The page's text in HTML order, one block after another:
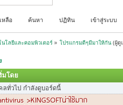
หลือ ค้นหา ปฏิทิน เข้าสู่ระบบ
นโลยีและคอมพิวเตอร์» โปรแกรมดีๆมีมาให้กัน(ผู้ดู
มโดย
ทั่วไป กำลังดูบอร์ดนี้
>KINGSOFTน่าใช้มาก